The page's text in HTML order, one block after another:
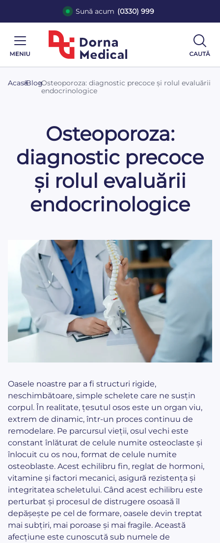
Sună acum (0330) 999
Acasă
>Blog
>Osteoporoza: diagnostic precoce și rolul evaluării
endocrinologice
Osteoporoza:
diagnostic precoce
și rolul evaluării
endocrinologice
Oasele noastre par a fi structuri rigide,
neschimbătoare, simple schelete care ne susțin
corpul. În realitate, țesutul osos este un organ viu,
extrem de dinamic, într-un proces continuu de
remodelare. Pe parcursul vieții, osul vechi este
constant înlăturat de celule numite osteoclaste și
înlocuit cu os nou, format de celule numite
osteoblaste. Acest echilibru fin, reglat de hormoni,
vitamine și factori mecanici, asigură rezistența și
integritatea scheletului. Când acest echilibru este
perturbat și procesul de distrugere osoasă îl
depășește pe cel de formare, oasele devin treptat
mai subțiri, mai poroase și mai fragile. Această
afecțiune este cunoscută sub numele de